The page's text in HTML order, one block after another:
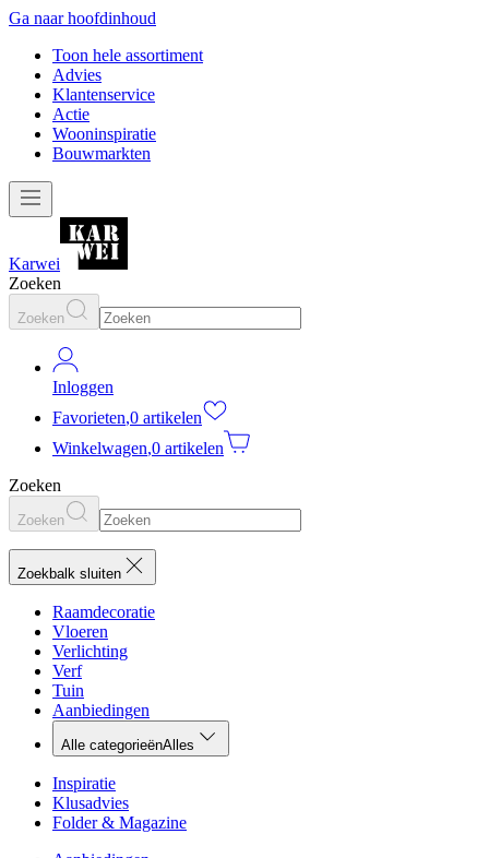
Ga naar hoofdinhoud
Toon hele assortiment
Advies
Klantenservice
Actie
Wooninspiratie
Bouwmarkten
Karwei
Zoeken
Zoeken
Inloggen
Favorieten,0 artikelen
Winkelwagen,0 artikelen
Zoeken
Zoeken
Zoekbalk sluiten
Raamdecoratie
Vloeren
Verlichting
Verf
Tuin
Aanbiedingen
Alle categorieënAlles
Inspiratie
Klusadvies
Folder & Magazine